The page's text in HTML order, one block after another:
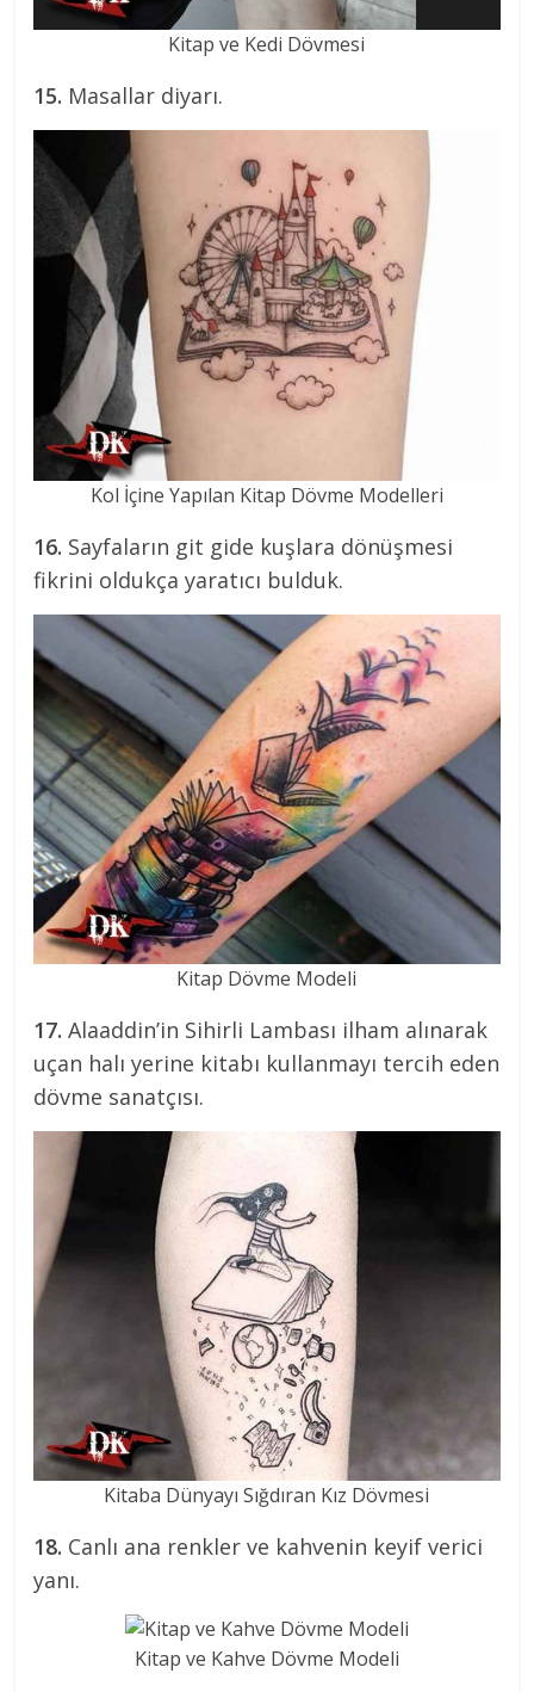
Kitap ve Kedi Dövmesi
15. Masallar diyarı.
Kol İçine Yapılan Kitap Dövme Modelleri
16. Sayfaların git gide kuşlara dönüşmesi
fikrini oldukça yaratıcı bulduk.
Kitap Dövme Modeli
17. Alaaddin’in Sihirli Lambası ilham alınarak
uçan halı yerine kitabı kullanmayı tercih eden
dövme sanatçısı.
Kitaba Dünyayı Sığdıran Kız Dövmesi
18. Canlı ana renkler ve kahvenin keyif verici
yanı.
Kitap ve Kahve Dövme Modeli